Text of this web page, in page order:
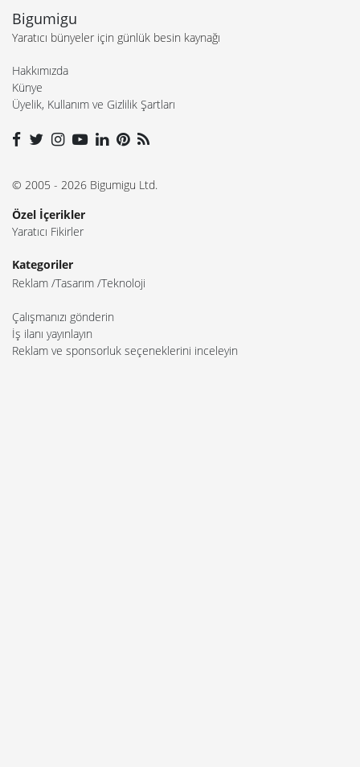
Bigumigu
Yaratıcı bünyeler için günlük besin kaynağı
Hakkımızda
Künye
Üyelik, Kullanım ve Gizlilik Şartları
© 2005 - 2026 Bigumigu Ltd.
Özel İçerikler
Yaratıcı Fikirler
Kategoriler
Reklam Tasarım Teknoloji
Çalışmanızı gönderin
İş ilanı yayınlayın
Reklam ve sponsorluk seçeneklerini inceleyin